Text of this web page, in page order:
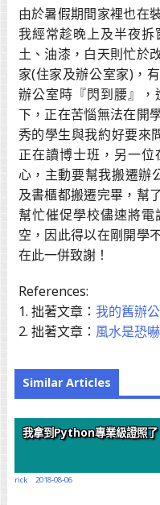
由於暑假期間家裡也在
我經常趁晚上及半夜
土、油漆，白天則忙於
家(住家及辦公室家)，
辦公室時『閃到腰』
下，正在苦惱無法在開
秀的學生與我約好要來
正在讀博士班，另一
心，主動要幫我搬遷辦
及書櫃都搬遷完畢，幫
幫忙催促學校儘速將
空，因此得以在剛開學
在此一併致謝！
References:
1. 拙著文章： 我的舊辦
2. 拙著文章： 風水是恐
Similar Articles
我拿到Python專業級證照了
rick 2018-08-06